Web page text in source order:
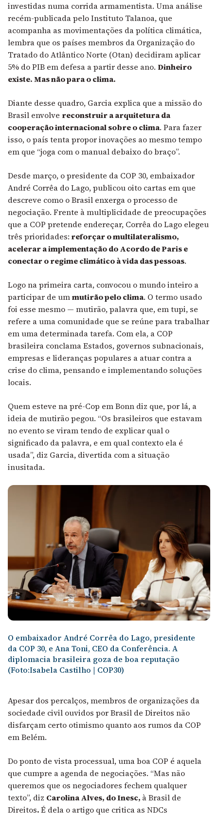
investidas numa corrida armamentista. Uma análise
recém-publicada pelo Instituto Talanoa, que
acompanha as movimentações da política climática,
lembra que os países membros da Organização do
Tratado do Atlântico Norte (Otan) decidiram aplicar
5% do PIB em defesa a partir desse ano. Dinheiro
existe. Mas não para o clima.
Diante desse quadro, Garcia explica que a missão do
Brasil envolve reconstruir a arquitetura da
cooperação internacional sobre o clima. Para fazer
isso, o país tenta propor inovações ao mesmo tempo
em que “joga com o manual debaixo do braço”.
Desde março, o presidente da COP 30, embaixador
André Corrêa do Lago, publicou oito cartas em que
descreve como o Brasil enxerga o processo de
negociação. Frente à multiplicidade de preocupações
que a COP pretende endereçar, Corrêa do Lago elegeu
três prioridades: reforçar o multilateralismo,
acelerar a implementação do Acordo de Paris e
conectar o regime climático à vida das pessoas.
Logo na primeira carta, convocou o mundo inteiro a
participar de ummutirão pelo clima. O termo usado
foi esse mesmo — mutirão, palavra que, em tupi, se
refere a uma comunidade que se reúne para trabalhar
em uma determinada tarefa. Com ela, a COP
brasileira conclama Estados, governos subnacionais,
empresas e lideranças populares a atuar contra a
crise do clima, pensando e implementando soluções
locais.
Quem esteve na pré-Cop em Bonn diz que, por lá, a
ideia de mutirão pegou. “Os brasileiros que estavam
no evento se viram tendo de explicar qual o
significado da palavra, e em qual contexto ela é
usada”, diz Garcia, divertida com a situação
inusitada.
O embaixador André Corrêa do Lago, presidente
da COP 30, e Ana Toni, CEO da Conferência. A
diplomacia brasileira goza de boa reputação
(Foto:Isabela Castilho | COP30)
Apesar dos percalços, membros de organizações da
sociedade civil ouvidos por Brasil de Direitos não
disfarçam certo otimismo quanto aos rumos da COP
em Belém.
Do ponto de vista processual, uma boa COP é aquela
que cumpre a agenda de negociações. “Mas não
queremos que os negociadores fechem qualquer
texto”, diz Carolina Alves, do Inesc, à Brasil de
Direitos.É dela o artigo que critica as NDCs